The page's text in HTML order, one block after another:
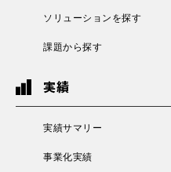
ソリューションを探す
課題から探す
実績
実績サマリー
事業化実績